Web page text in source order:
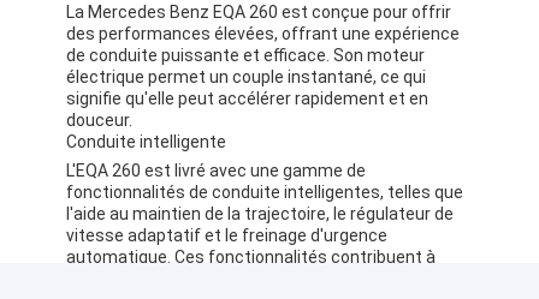
La Mercedes Benz EQA 260 est conçue pour offrir
des performances élevées, offrant une expérience
de conduite puissante et efficace. Son moteur
électrique permet un couple instantané, ce qui
signifie qu'elle peut accélérer rapidement et en
douceur.
Conduite intelligente
L'EQA 260 est livré avec une gamme de
fonctionnalités de conduite intelligentes, telles que
l'aide au maintien de la trajectoire, le régulateur de
vitesse adaptatif et le freinage d'urgence
automatique. Ces fonctionnalités contribuent à